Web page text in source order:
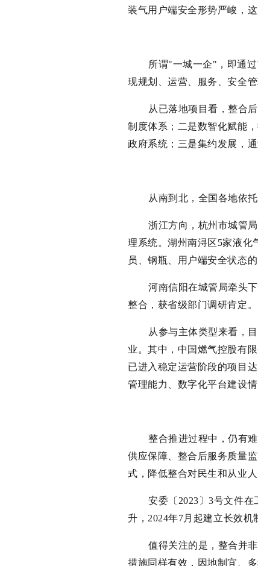
装气用户端安全形势严峻，
所谓"一城一企"，即通
现规划、运营、服务、安全管
从已落地项目看，整合
制度体系；二是数智化赋能
政府系统；三是集约发展，
从南到北，全国各地依
浙江方向，杭州市城管
理系统。湖州南浔区5家液化
员、钢瓶、用户端安全状态
河南信阳在城管局牵头
整合，获省级部门调研肯定。
从参与主体类型来看，
业。其中，中国燃气控股有
已进入稳定运营阶段的项目
管理能力、数字化平台建设
整合推进过程中，仍有
供应保障、整合后服务质量
式，降低整合对民生和从业人
安委〔2023〕3号文件在
升，2024年7月起建立长效机
值得关注的是，整合并
措施同样有效，因地制宜、